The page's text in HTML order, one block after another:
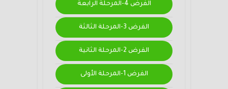
الفرض 4-المرحلة الرابعة
الفرض 3-المرحلة الثالثة
الفرض 2-المرحلة الثانية
الفرض 1-المرحلة الأولى